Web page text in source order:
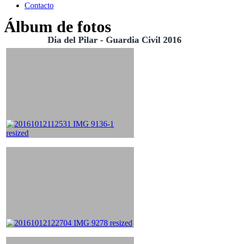
Contacto
Álbum de fotos
Dia del Pilar - Guardia Civil 2016